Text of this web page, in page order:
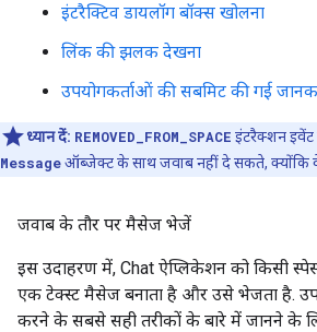
इंटरैक्टिव डायलॉग बॉक्स खोलना
लिंक की झलक देखना
उपयोगकर्ताओं की सबमिट की गई
ध्यान दें: REMOVED_FROM_SPACE इंटरैक्शन
Messageऑब्जेक्ट के साथ जवाब नहीं दे सकते, क्योंकि
जवाब के तौर पर मैसेज भेजें
इस उदाहरण में, Chat ऐप्लिकेशन को किसी
एक टेक्स्ट मैसेज बनाता है और उसे भेजता है.
करने के सबसे सही तरीकों के बारे में जानने के